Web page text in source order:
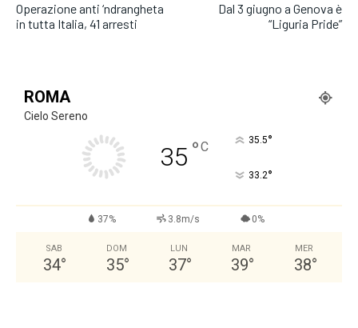
Operazione anti ‘ndrangheta
in tutta Italia, 41 arresti
Dal 3 giugno a Genova è
“Liguria Pride”
ROMA
Cielo Sereno
35 °C 35.5°
33.2°
37% 3.8m/s 0%
SAB
34°
DOM
35°
LUN
37°
MAR
39°
MER
38°